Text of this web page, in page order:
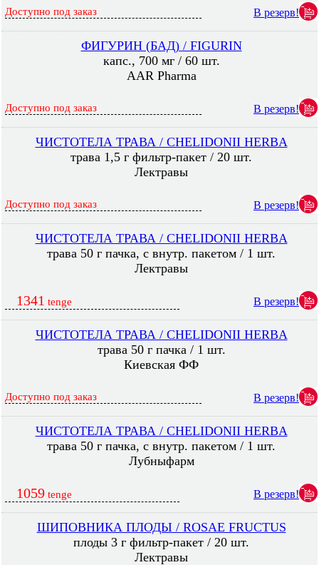
Доступно под заказ В резерв!
ФИГУРИН (БАД) / FIGURIN
капс., 700 мг / 60 шт.
AAR Pharma
Доступно под заказ В резерв!
ЧИСТОТЕЛА ТРАВА / CHELIDONII HERBA
трава 1,5 г фильтр-пакет / 20 шт.
Лектравы
Доступно под заказ В резерв!
ЧИСТОТЕЛА ТРАВА / CHELIDONII HERBA
трава 50 г пачка, с внутр. пакетом / 1 шт.
Лектравы
1341 tenge В резерв!
ЧИСТОТЕЛА ТРАВА / CHELIDONII HERBA
трава 50 г пачка / 1 шт.
Киевская ФФ
Доступно под заказ В резерв!
ЧИСТОТЕЛА ТРАВА / CHELIDONII HERBA
трава 50 г пачка, с внутр. пакетом / 1 шт.
Лубныфарм
1059 tenge В резерв!
ШИПОВНИКА ПЛОДЫ / ROSAE FRUCTUS
плоды 3 г фильтр-пакет / 20 шт.
Лектравы